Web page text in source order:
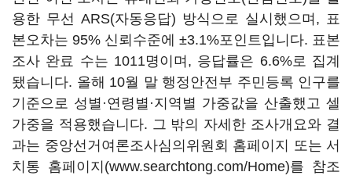
용한 무선 ARS(자동응답) 방식으로 실시했으며, 표
본오차는 95% 신뢰수준에 ±3.1%포인트입니다. 표본
조사 완료 수는 1011명이며, 응답률은 6.6%로 집계
됐습니다. 올해 10월 말 행정안전부 주민등록 인구를
기준으로 성별·연령별·지역별 가중값을 산출했고 셀
가중을 적용했습니다. 그 밖의 자세한 조사개요와 결
과는 중앙선거여론조사심의위원회 홈페이지 또는 서
치통 홈페이지(www.searchtong.com/Home)를 참조